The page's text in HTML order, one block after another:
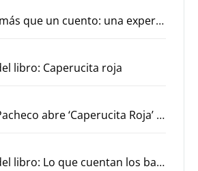
«Mucho más que un cuento: una experiencia para explorar los eclipses»
libro: Caperucita roja
Gabriel Pacheco abre ‘Caperucita Roja’ a la reinterpretación a partir de los versos de sor Juana Inés de la Cruz
Reseña del libro: Lo que cuentan los barrancos